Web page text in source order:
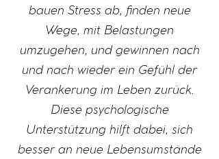
bauen Stress ab, finden neue
Wege, mit Belastungen
umzugehen, und gewinnen nach
und nach wieder ein Gefühl der
Verankerung im Leben zurück.
Diese psychologische
Unterstützung hilft dabei, sich
besser an neue Lebensumstände